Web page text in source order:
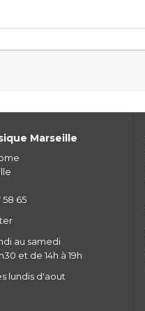
Marseille
58 65
au samedi
et de 14h à 19h
lundis d'aout